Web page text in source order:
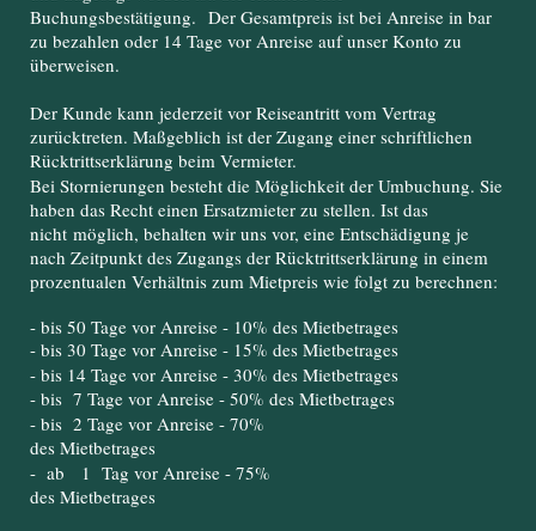
Buchungsbestätigung. Der Gesamtpreis ist bei Anreise in bar
zu bezahlen oder 14 Tage vor Anreise auf unser Konto zu
überweisen.
Der Kunde kann jederzeit vor Reiseantritt vom Vertrag
zurücktreten. Maßgeblich ist der Zugang einer schriftlichen
Rücktrittserklärung beim Vermieter.
Bei Stornierungen besteht die Möglichkeit der Umbuchung. Sie
haben das Recht einen Ersatzmieter zu stellen. Ist das
nicht möglich, behalten wir uns vor, eine Entschädigung je
nach Zeitpunkt des Zugangs der Rücktrittserklärung in einem
prozentualen Verhältnis zum Mietpreis wie folgt zu berechnen:
- bis 50 Tage vor Anreise - 10% des Mietbetrages
- bis 30 Tage vor Anreise - 15% des Mietbetrages
- bis 14 Tage vor Anreise - 30% des Mietbetrages
- bis 7 Tage vor Anreise - 50% des Mietbetrages
- bis 2 Tage vor Anreise - 70%
des Mietbetrages
- ab 1 Tag vor Anreise - 75%
des Mietbetrages